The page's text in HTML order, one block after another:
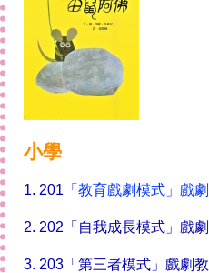
小學
1. 201 「教育戲劇模式」戲
2. 202 「自我成長模式」戲
3. 203 「第三者模式」戲劇